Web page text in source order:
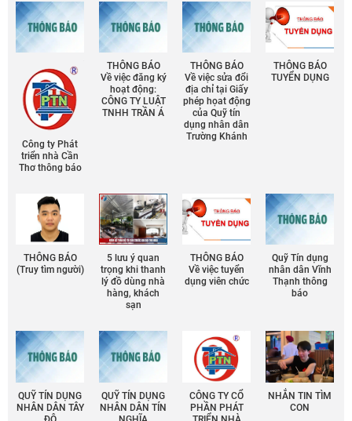
Công ty Phát
triển nhà Cần
Thơ thông báo
THÔNG BÁO
Về việc đăng ký
hoạt động:
CÔNG TY LUẬT
TNHH TRẦN Á
THÔNG BÁO
Về việc sửa đổi
địa chỉ tại Giấy
phép họat động
của Quỹ tín
dụng nhân dân
Trường Khánh
THÔNG BÁO
TUYỂN DỤNG
THÔNG BÁO
(Truy tìm người)
5 lưu ý quan
trọng khi thanh
lý đồ dùng nhà
hàng, khách
sạn
THÔNG BÁO
Về việc tuyển
dụng viên chức
Quỹ Tín dụng
nhân dân Vĩnh
Thạnh thông
báo
QUỸ TÍN DỤNG
NHÂN DÂN TÂY
QUỸ TÍN DỤNG
NHÂN DÂN TÍN
CÔNG TY CỔ
PHẦN PHÁT
NHẮN TIN TÌM
CON